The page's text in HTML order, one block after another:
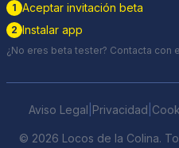
1 Aceptar invitación beta
2 Instalar app
¿No eres beta tester? Contacta con
Aviso Legal Privacidad
© 2026 Locos de la Colina.